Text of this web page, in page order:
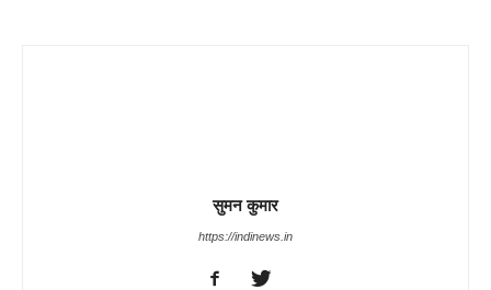
सुमन कुमार
https://indinews.in